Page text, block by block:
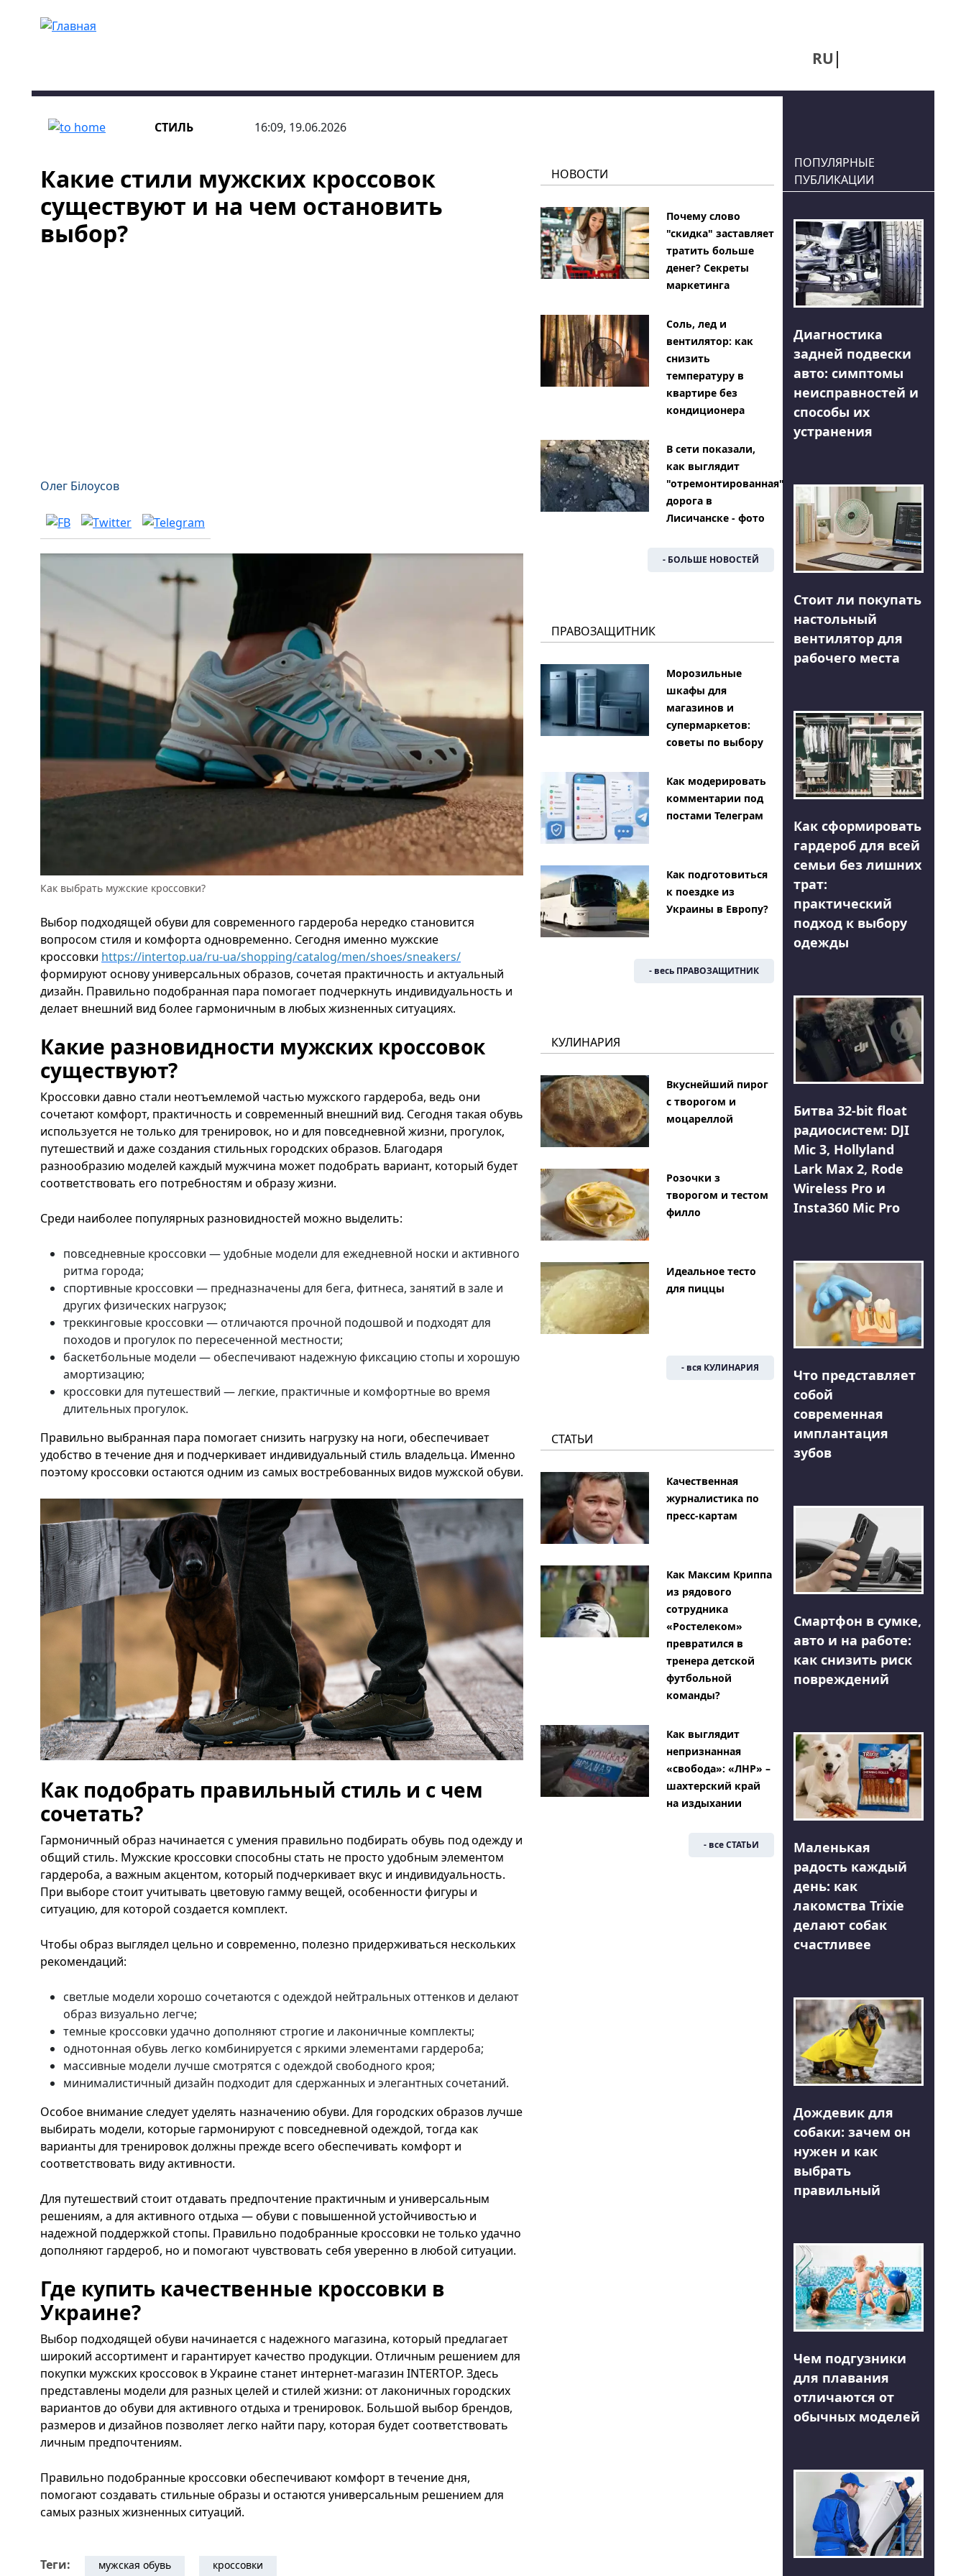
RU
СТИЛЬ 16:09, 19.06.2026
Какие стили мужских кроссовок
существуют и на чем остановить
выбор?
Олег Білоусов
Как выбрать мужские кроссовки?
Выбор подходящей обуви для современного гардероба нередко становится
вопросом стиля и комфорта одновременно. Сегодня именно мужские
кроссовки https://intertop.ua/ru-ua/shopping/catalog/men/shoes/sneakers/
формируют основу универсальных образов, сочетая практичность и актуальный
дизайн. Правильно подобранная пара помогает подчеркнуть индивидуальность и
делает внешний вид более гармоничным в любых жизненных ситуациях.
Какие разновидности мужских кроссовок
существуют?
Кроссовки давно стали неотъемлемой частью мужского гардероба, ведь они
сочетают комфорт, практичность и современный внешний вид. Сегодня такая обувь
используется не только для тренировок, но и для повседневной жизни, прогулок,
путешествий и даже создания стильных городских образов. Благодаря
разнообразию моделей каждый мужчина может подобрать вариант, который будет
соответствовать его потребностям и образу жизни.
Среди наиболее популярных разновидностей можно выделить:
повседневные кроссовки — удобные модели для ежедневной носки и активного
ритма города;
спортивные кроссовки — предназначены для бега, фитнеса, занятий в зале и
других физических нагрузок;
треккинговые кроссовки — отличаются прочной подошвой и подходят для
походов и прогулок по пересеченной местности;
баскетбольные модели — обеспечивают надежную фиксацию стопы и хорошую
амортизацию;
кроссовки для путешествий — легкие, практичные и комфортные во время
длительных прогулок.
Правильно выбранная пара помогает снизить нагрузку на ноги, обеспечивает
удобство в течение дня и подчеркивает индивидуальный стиль владельца. Именно
поэтому кроссовки остаются одним из самых востребованных видов мужской обуви.
Как подобрать правильный стиль и с чем
сочетать?
Гармоничный образ начинается с умения правильно подбирать обувь под одежду и
общий стиль. Мужские кроссовки способны стать не просто удобным элементом
гардероба, а важным акцентом, который подчеркивает вкус и индивидуальность.
При выборе стоит учитывать цветовую гамму вещей, особенности фигуры и
ситуацию, для которой создается комплект.
Чтобы образ выглядел цельно и современно, полезно придерживаться нескольких
рекомендаций:
светлые модели хорошо сочетаются с одеждой нейтральных оттенков и делают
образ визуально легче;
темные кроссовки удачно дополняют строгие и лаконичные комплекты;
однотонная обувь легко комбинируется с яркими элементами гардероба;
массивные модели лучше смотрятся с одеждой свободного кроя;
минималистичный дизайн подходит для сдержанных и элегантных сочетаний.
Особое внимание следует уделять назначению обуви. Для городских образов лучше
выбирать модели, которые гармонируют с повседневной одеждой, тогда как
варианты для тренировок должны прежде всего обеспечивать комфорт и
соответствовать виду активности.
Для путешествий стоит отдавать предпочтение практичным и универсальным
решениям, а для активного отдыха — обуви с повышенной устойчивостью и
надежной поддержкой стопы. Правильно подобранные кроссовки не только удачно
дополняют гардероб, но и помогают чувствовать себя уверенно в любой ситуации.
Где купить качественные кроссовки в
Украине?
Выбор подходящей обуви начинается с надежного магазина, который предлагает
широкий ассортимент и гарантирует качество продукции. Отличным решением для
покупки мужских кроссовок в Украине станет интернет-магазин INTERTOP. Здесь
представлены модели для разных целей и стилей жизни: от лаконичных городских
вариантов до обуви для активного отдыха и тренировок. Большой выбор брендов,
размеров и дизайнов позволяет легко найти пару, которая будет соответствовать
личным предпочтениям.
Правильно подобранные кроссовки обеспечивают комфорт в течение дня,
помогают создавать стильные образы и остаются универсальным решением для
самых разных жизненных ситуаций.
Теги: мужская обувь кроссовки
НОВОСТИ
Почему слово
"скидка" заставляет
тратить больше
денег? Секреты
маркетинга
Соль, лед и
вентилятор: как
снизить
температуру в
квартире без
кондиционера
В сети показали,
как выглядит
"отремонтированная"
дорога в
Лисичанске - фото
- БОЛЬШЕ НОВОСТЕЙ
ПРАВОЗАЩИТНИК
Морозильные
шкафы для
магазинов и
супермаркетов:
советы по выбору
Как модерировать
комментарии под
постами Телеграм
Как подготовиться
к поездке из
Украины в Европу?
- весь ПРАВОЗАЩИТНИК
КУЛИНАРИЯ
Вкуснейший пирог
с творогом и
моцареллой
Розочки з
творогом и тестом
филло
Идеальное тесто
для пиццы
- вся КУЛИНАРИЯ
СТАТЬИ
Качественная
журналистика по
пресс-картам
Как Максим Криппа
из рядового
сотрудника
«Ростелеком»
превратился в
тренера детской
футбольной
команды?
Как выглядит
непризнанная
«свобода»: «ЛНР» –
шахтерский край
на издыхании
- все СТАТЬИ
ПОПУЛЯРНЫЕ
ПУБЛИКАЦИИ
Диагностика
задней подвески
авто: симптомы
неисправностей и
способы их
устранения
Стоит ли покупать
настольный
вентилятор для
рабочего места
Как сформировать
гардероб для всей
семьи без лишних
трат:
практический
подход к выбору
одежды
Битва 32-bit float
радиосистем: DJI
Mic 3, Hollyland
Lark Max 2, Rode
Wireless Pro и
Insta360 Mic Pro
Что представляет
собой
современная
имплантация
зубов
Смартфон в сумке,
авто и на работе:
как снизить риск
повреждений
Маленькая
радость каждый
день: как
лакомства Trixie
делают собак
счастливее
Дождевик для
собаки: зачем он
нужен и как
выбрать
правильный
Чем подгузники
для плавания
отличаются от
обычных моделей